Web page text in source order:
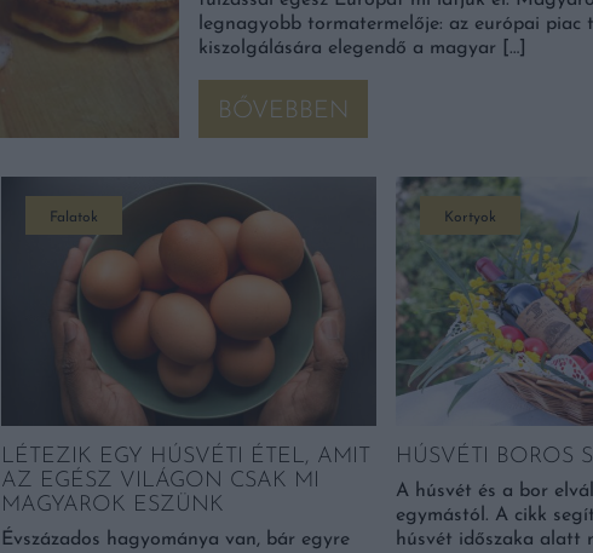
legnagyobb tormatermelője: az európai piac
kiszolgálására elegendő a magyar […]
BŐVEBBEN
Falatok
LÉTEZIK EGY HÚSVÉTI ÉTEL, AMIT
AZ EGÉSZ VILÁGON CSAK MI
MAGYAROK ESZÜNK
Évszázados hagyománya van, bár egyre
Kortyok
HÚSVÉTI BOROS
A húsvét és a bor
egymástól. A cikk
húsvét időszaka alatt